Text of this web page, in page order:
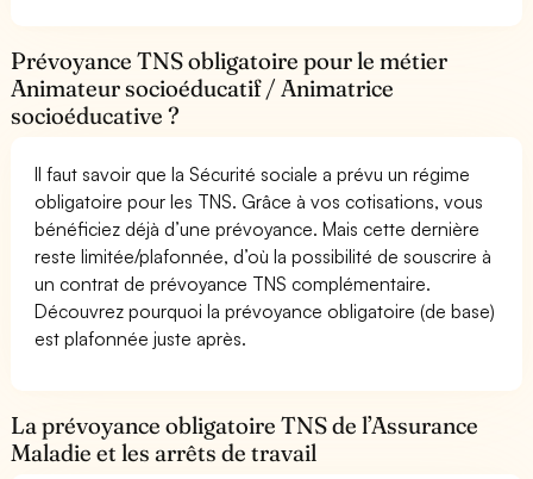
Prévoyance TNS obligatoire pour le métier
Animateur socioéducatif / Animatrice
socioéducative ?
Il faut savoir que la Sécurité sociale a prévu un régime
obligatoire pour les TNS. Grâce à vos cotisations, vous
bénéficiez déjà d’une prévoyance. Mais cette dernière
reste limitée/plafonnée, d’où la possibilité de souscrire à
un contrat de prévoyance TNS complémentaire.
Découvrez pourquoi la prévoyance obligatoire (de base)
est plafonnée juste après.
La prévoyance obligatoire TNS de l’Assurance
Maladie et les arrêts de travail